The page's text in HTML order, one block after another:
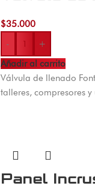
$35.000
-
+
Añadir al carrito
Válvula de llenado
talleres, compresores
Panel